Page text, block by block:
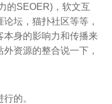
的SEOER)，软文互
坛，猫扑社区等等，
本身的影响力和传播来
资源的整合说一下，
的。